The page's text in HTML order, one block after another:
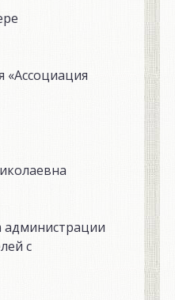
администрации
с